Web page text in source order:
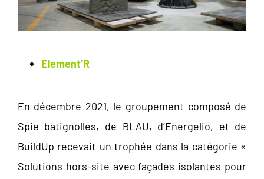
Element’R
En décembre 2021, le groupement composé de
Spie batignolles, de BLAU, d’Energelio, et de
BuildUp recevait un trophée dans la catégorie «
Solutions hors-site avec façades isolantes pour